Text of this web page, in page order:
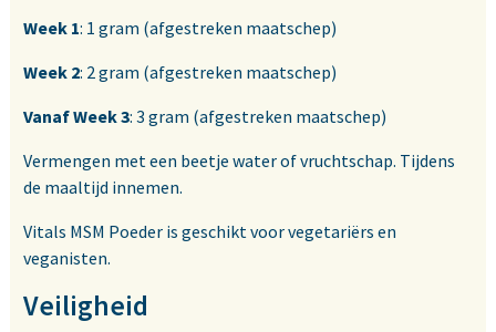
Week 1: 1 gram (afgestreken maatschep)
Week 2: 2 gram (afgestreken maatschep)
Vanaf Week 3: 3 gram (afgestreken maatschep)
Vermengen met een beetje water of vruchtschap. Tijdens
de maaltijd innemen.
Vitals MSM Poeder is geschikt voor vegetariërs en
veganisten.
Veiligheid